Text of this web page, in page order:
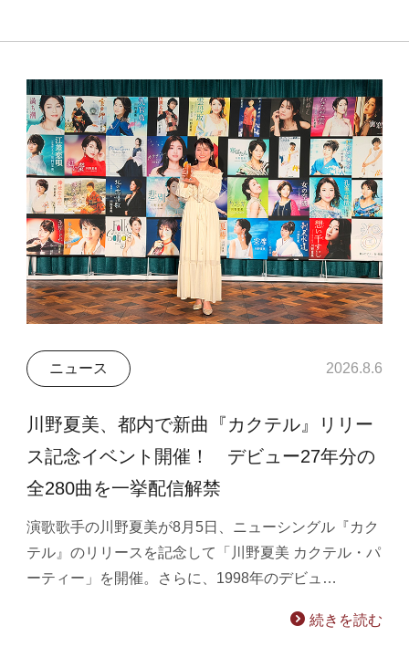
ニュース 2026.8.6
川野夏美、都内で新曲『カクテル』リリー
ス記念イベント開催！ デビュー27年分の
全280曲を一挙配信解禁
演歌歌手の川野夏美が8月5日、ニューシングル『カク
テル』のリリースを記念して「川野夏美 カクテル・パ
ーティー」を開催。さらに、1998年のデビュ…
続きを読む